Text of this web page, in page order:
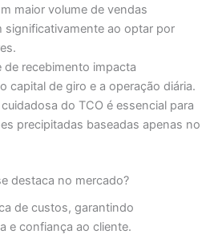
maior volume de vendas
significativamente ao optar por
de recebimento impacta
capital de giro e a operação diária.
do TCO é essencial para
precipitadas baseadas apenas no
destaca no mercado?
de custos, garantindo
e confiança ao cliente.